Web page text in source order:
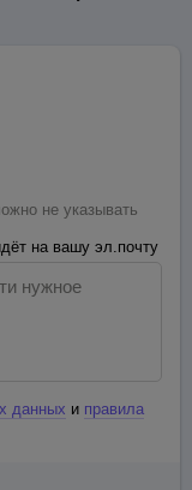
не указывать
на вашу эл.почту
данных и правила